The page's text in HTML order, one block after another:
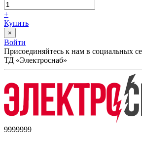
+
Купить
×
Войти
Присоединяйтесь к нам в социальных
ТД «Электроснаб»
9999999